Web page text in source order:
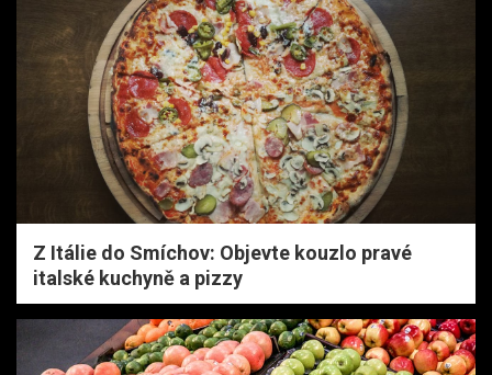
Z Itálie do Smíchov: Objevte kouzlo pravé
italské kuchyně a pizzy